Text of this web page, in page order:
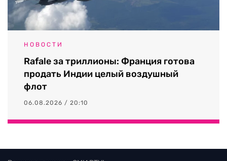
НОВОСТИ
Rafale за триллионы: Франция готова
продать Индии целый воздушный
флот
06.08.2026 / 20:10